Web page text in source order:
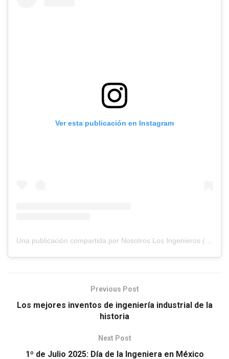
Ver esta publicación en Instagram
Una publicación compartida por Nosotros Los Ingenieros (@nosotros.los.ingenieros)
Previous Post
Los mejores inventos de ingeniería industrial de la
historia
Next Post
1º de Julio 2025: Día de la Ingeniera en México